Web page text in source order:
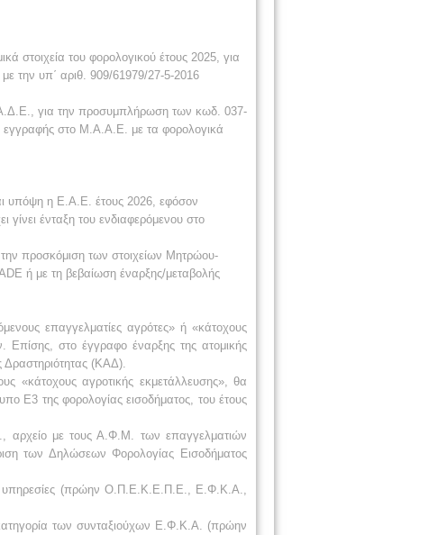
στοιχεία του φορολογικού έτους 2025, για
την υπ΄ αριθ. 909/61979/27-5-2016
για την προσυμπλήρωση των κωδ. 037-
εγγραφής στο Μ.Α.Α.Ε. με τα φορολογικά
υπόψη η Ε.Α.Ε. έτους 2026, εφόσον
γίνει ένταξη του ενδιαφερόμενου στο
την προσκόμιση των στοιχείων Μητρώου-
ή με τη βεβαίωση έναρξης/μεταβολής
επαγγελματίες αγρότες» ή «κάτοχους
Επίσης, στο έγγραφο έναρξης της ατομικής
Δραστηριότητας (ΚΑΔ).
«κάτοχους αγροτικής εκμετάλλευσης», θα
Ε3 της φορολογίας εισοδήματος, του έτους
αρχείο με τους Α.Φ.Μ. των επαγγελματιών
των Δηλώσεων Φορολογίας Εισοδήματος
υπηρεσίες (πρώην Ο.Π.Ε.Κ.Ε.Π.Ε., Ε.Φ.Κ.Α.,
των συνταξιούχων Ε.Φ.Κ.Α. (πρώην